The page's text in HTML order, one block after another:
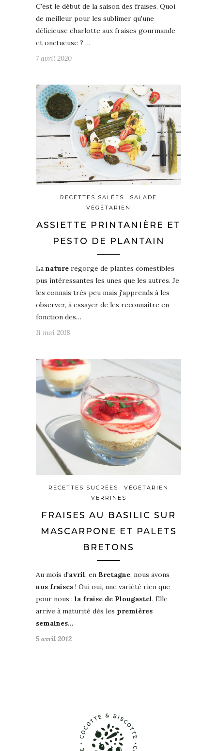
C'est le début de la saison des fraises. Quoi
de meilleur pour les sublimer qu'une
délicieuse charlotte aux fraises gourmande
et onctueuse ? …
7 avril 2020
RECETTES SALÉES
SALADE
VÉGÉTARIEN
ASSIETTE PRINTANIÈRE ET
PESTO DE PLANTAIN
La nature regorge de plantes comestibles
pus intéressantes les unes que les autres. Je
les connais très peu mais j'apprends à les
observer, à essayer de les reconnaître en
fonction des…
11 mai 2018
RECETTES SUCRÉES
VÉGÉTARIEN
VERRINES
FRAISES AU BASILIC SUR
MASCARPONE ET PALETS
BRETONS
Au mois d'avril, en Bretagne, nous avons
nos fraises ! Oui oui, une variété rien que
pour nous : la fraise de Plougastel. Elle
arrive à maturité dès les premières
semaines…
5 avril 2012